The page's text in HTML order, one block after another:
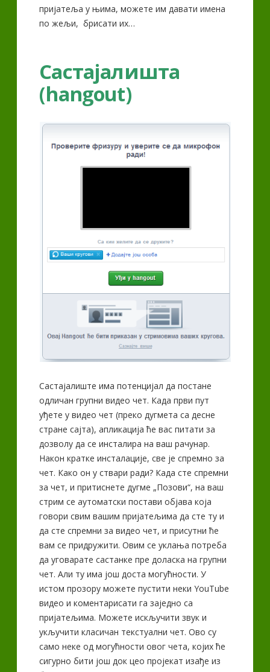
пријатеља у њима, можете им давати имена
по жељи, брисати их…
Састајалишта
(hangout)
Састајалиште има потенцијал да постане
одличан групни видео чет. Када први пут
уђете у видео чет (преко дугмета са десне
стране сајта), апликација ће вас питати за
дозволу да се инсталира на ваш рачунар.
Након кратке инсталације, све је спремно за
чет. Како он у ствари ради? Када сте спремни
за чет, и притиснете дугме „Позови“, на ваш
стрим се аутоматски постави објава која
говори свим вашим пријатељима да сте ту и
да сте спремни за видео чет, и присутни ће
вам се придружити. Овим се уклања потреба
да уговарате састанке пре доласка на групни
чет. Али ту има још доста могућности. У
истом прозору можете пустити неки YouTube
видео и коментарисати га заједно са
пријатељима. Можете искључити звук и
укључити класичан текстуални чет. Ово су
само неке од могућности овог чета, којих ће
сигурно бити још док цео пројекат изађе из